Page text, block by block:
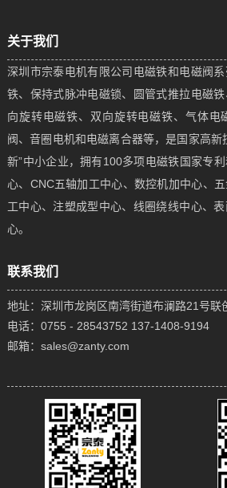
关于我们
深圳市宗泰电机有限公司电磁铁和电磁阀
铁、保持式脉冲电磁锁、圆管式推拉电磁
向旋转电磁铁、双向旋转电磁铁、气体电
阀、音圈电机和电磁离合器等，是国家高新
新”中小企业，拥有100多项电磁铁国家专
心、CNC五轴加工中心、数控机加中心、
工中心、注塑成型中心、线圈绕线中心、
心。
联系我们
地址：深圳市龙岗区南湾街道布澜路21号联
电话：0755 - 28543752 137-1408-9194
邮箱：sales@zanty.com